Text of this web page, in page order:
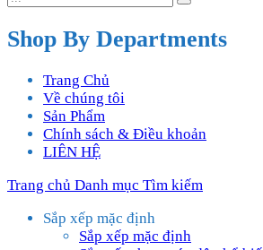
Shop By Departments
Trang Chủ
Về chúng tôi
Sản Phẩm
Chính sách & Điều khoản
LIÊN HỆ
Trang chủ Danh mục Tìm kiếm
Sắp xếp mặc định
Sắp xếp mặc định